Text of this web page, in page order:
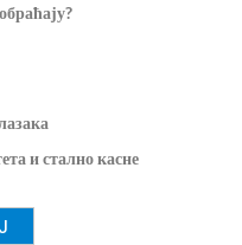
и стално касне